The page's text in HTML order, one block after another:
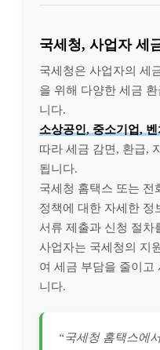
국세청, 사업자 세
국세청은 사업자의 세
을 위해 다양한 세금
니다.
소상공인, 중소기업,
따라 세금 감면, 환급,
됩니다.
국세청 홈택스 또는 전
정책에 대한 자세한 정
서류 제출과 신청 절차
사업자는 국세청의 지
여 세금 부담을 줄이고
니다.
“국세청 홈택스에